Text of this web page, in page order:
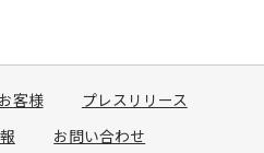
客様
プレスリリース
お問い合わせ